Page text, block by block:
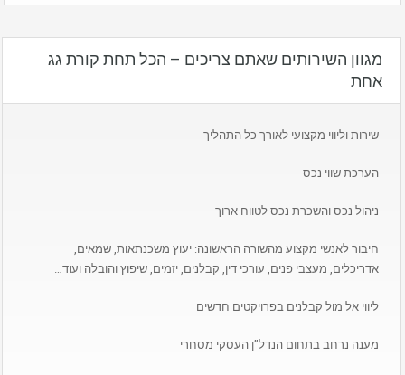
מגוון השירותים שאתם צריכים – הכל תחת קורת גג
אחת
שירות וליווי מקצועי לאורך כל התהליך
הערכת שווי נכס
ניהול נכס והשכרת נכס לטווח ארוך
חיבור לאנשי מקצוע מהשורה הראשונה: יעוץ משכנתאות, שמאים,
אדריכלים, מעצבי פנים, עורכי דין, קבלנים, יזמים, שיפוץ והובלה ועוד…
ליווי אל מול קבלנים בפרויקטים חדשים
מענה נרחב בתחום הנדל”ן העסקי מסחרי